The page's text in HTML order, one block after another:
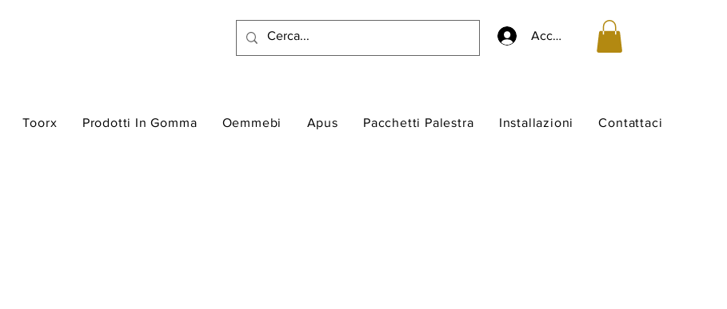
Accedi
Toorx Prodotti In Gomma Oemmebi Apus Pacchetti Palestra Installazioni Contattaci